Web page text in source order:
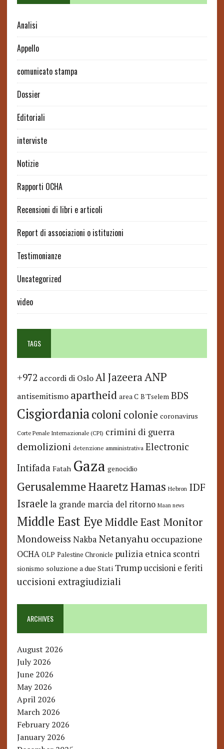
Analisi
Appello
comunicato stampa
Dossier
Editoriali
interviste
Notizie
Rapporti OCHA
Recensioni di libri e articoli
Report di associazioni o istituzioni
Testimonianze
Uncategorized
video
TAGS
+972 accordi di Oslo Al JazeeraANP
antisemitismo apartheid area C B'Tselem BDS
Cisgiordaniacoloni colonie coronavirus
Corte Penale Internazionale (CPI) crimini di guerra
demolizioni detenzione amministrativa Electronic
Intifada Fatah Gaza genocidio
GerusalemmeHaaretzHamas Hebron IDF
Israele la grande marcia del ritorno Maan news
Middle East Eye Middle East Monitor
Mondoweiss Nakba Netanyahu occupazione
OCHA OLP Palestine Chronicle pulizia etnica scontri
sionismo soluzione a due Stati Trump uccisioni e feriti
uccisioni extragiudiziali
ARCHIVES
August 2026
July 2026
June 2026
May 2026
April 2026
March 2026
February 2026
January 2026